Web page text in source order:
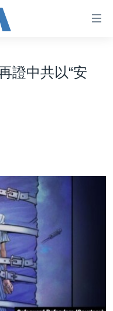
證中共以“安